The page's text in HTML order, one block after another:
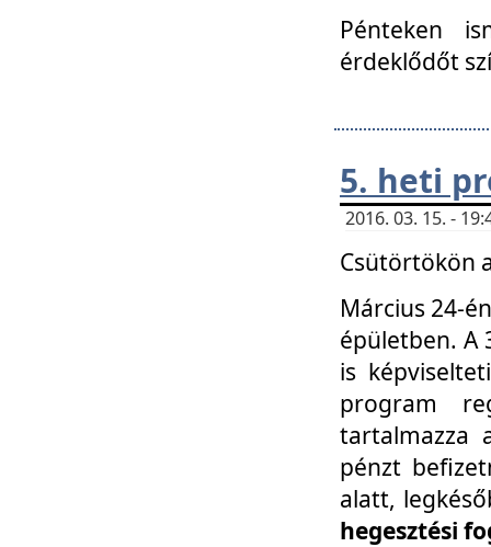
Pénteken
érdeklődőt
5. heti
2016. 03. 15. -
Csütörtökön
Március 24-
épületben. A
is
program
tartalmazza
pénzt
alatt,
hegesztési